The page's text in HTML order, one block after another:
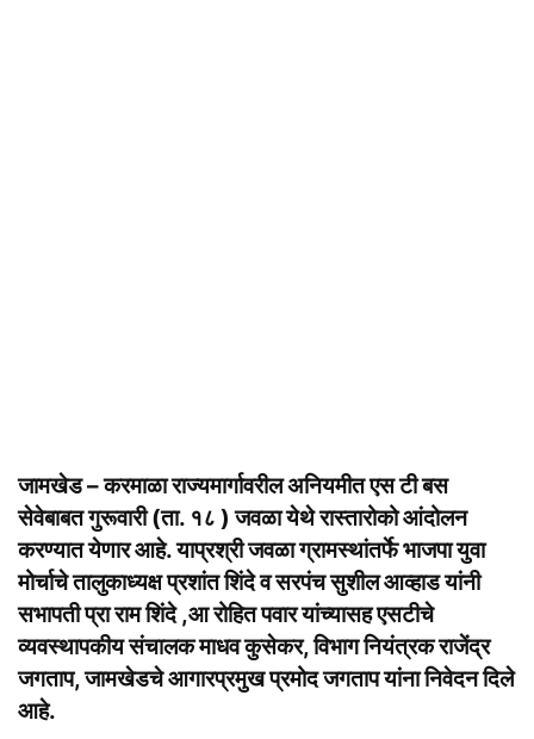
जामखेड – करमाळा राज्यमार्गावरील अनियमीत एस टी बस
सेवेबाबत गुरूवारी (ता. १८ ) जवळा येथे रास्तारोको आंदोलन
करण्यात येणार आहे. याप्रश्री जवळा ग्रामस्थांतर्फे भाजपा युवा
मोर्चाचे तालुकाध्यक्ष प्रशांत शिंदे व सरपंच सुशील आव्हाड यांनी
सभापती प्रा राम शिंदे ,आ रोहित पवार यांच्यासह एसटीचे
व्यवस्थापकीय संचालक माधव कुसेकर, विभाग नियंत्रक राजेंद्र
जगताप, जामखेडचे आगारप्रमुख प्रमोद जगताप यांना निवेदन दिले
आहे.